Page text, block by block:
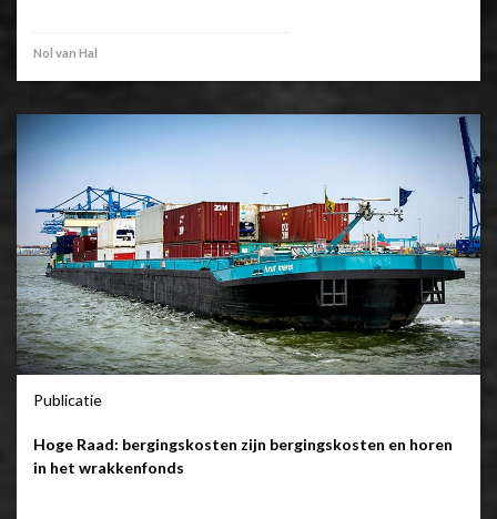
Nol van Hal
Publicatie
Hoge Raad: bergingskosten zijn bergingskosten en horen
in het wrakkenfonds